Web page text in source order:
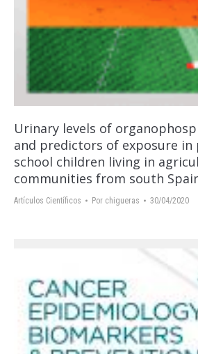
Urinary levels of
and predictors of exposure in
school children living in
communities from south
Artículos Científicos Por chigueras 30/04/2020